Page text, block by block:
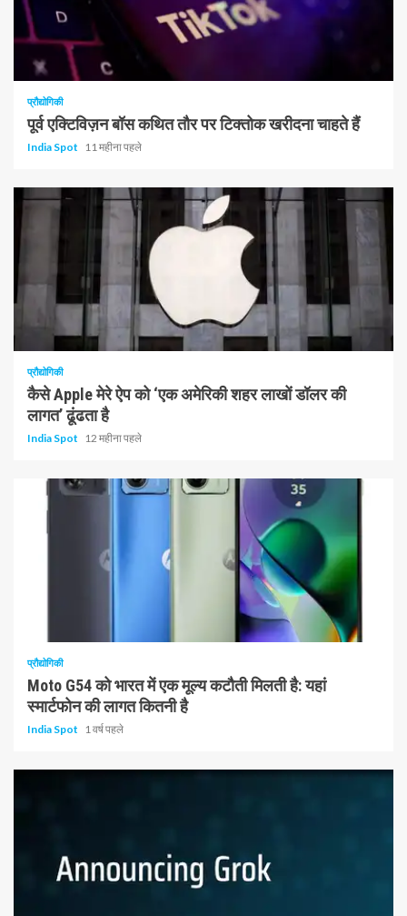
प्रौद्योगिकी
पूर्व एक्टिविज़न बॉस कथित तौर पर टिक्तोक खरीदना चाहते हैं
India Spot 11 महीना पहले
1 न्यूनतम पढ़ा
प्रौद्योगिकी
कैसे Apple मेरे ऐप को ‘एक अमेरिकी शहर लाखों डॉलर की
लागत’ ढूंढता है
India Spot 12 महीना पहले
प्रौद्योगिकी
Moto G54 को भारत में एक मूल्य कटौती मिलती है: यहां
स्मार्टफोन की लागत कितनी है
India Spot 1 वर्ष पहले